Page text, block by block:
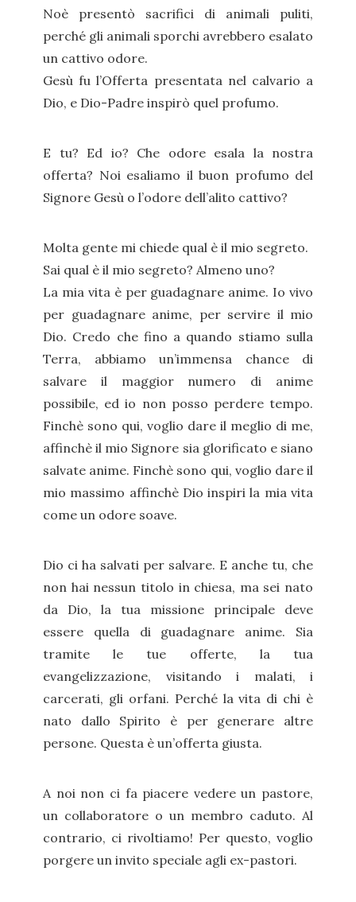
Noè presentò sacrifici di animali puliti,
perché gli animali sporchi avrebbero esalato
un cattivo odore.
Gesù fu l’Offerta presentata nel calvario a
Dio, e Dio-Padre inspirò quel profumo.
E tu? Ed io? Che odore esala la nostra
offerta? Noi esaliamo il buon profumo del
Signore Gesù o l’odore dell’alito cattivo?
Molta gente mi chiede qual è il mio segreto.
Sai qual è il mio segreto? Almeno uno?
La mia vita è per guadagnare anime. Io vivo
per guadagnare anime, per servire il mio
Dio. Credo che fino a quando stiamo sulla
Terra, abbiamo un’immensa chance di
salvare il maggior numero di anime
possibile, ed io non posso perdere tempo.
Finchè sono qui, voglio dare il meglio di me,
affinchè il mio Signore sia glorificato e siano
salvate anime. Finchè sono qui, voglio dare il
mio massimo affinchè Dio inspiri la mia vita
come un odore soave.
Dio ci ha salvati per salvare. E anche tu, che
non hai nessun titolo in chiesa, ma sei nato
da Dio, la tua missione principale deve
essere quella di guadagnare anime. Sia
tramite le tue offerte, la tua
evangelizzazione, visitando i malati, i
carcerati, gli orfani. Perché la vita di chi è
nato dallo Spirito è per generare altre
persone. Questa è un’offerta giusta.
A noi non ci fa piacere vedere un pastore,
un collaboratore o un membro caduto. Al
contrario, ci rivoltiamo! Per questo, voglio
porgere un invito speciale agli ex-pastori.